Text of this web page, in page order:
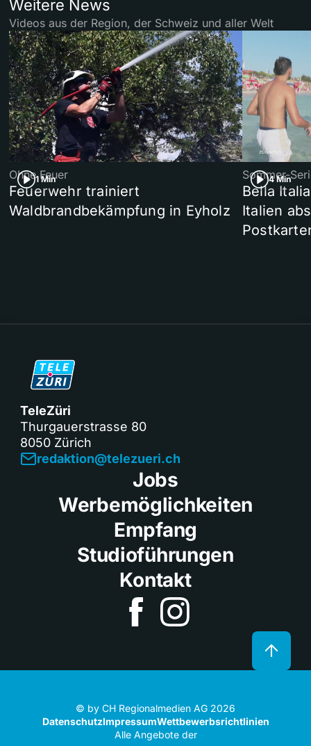
Weitere News
Videos aus der Region, der Schweiz und aller Welt
1 Min
Ohne Feuer
Feuerwehr trainiert
Waldbrandbekämpfung in Eyholz
4 Min
Sommer-
Bella
Italien
TeleZüri
Thurgauerstrasse 80
8050 Zürich
redaktion@telezueri.ch
Jobs
Werbemöglichkeiten
Empfang
Studioführungen
Kontakt
© by CH Regionalmedien AG 2026
DatenschutzImpressumWettbewerbsrichtlinien
Alle Angebote der